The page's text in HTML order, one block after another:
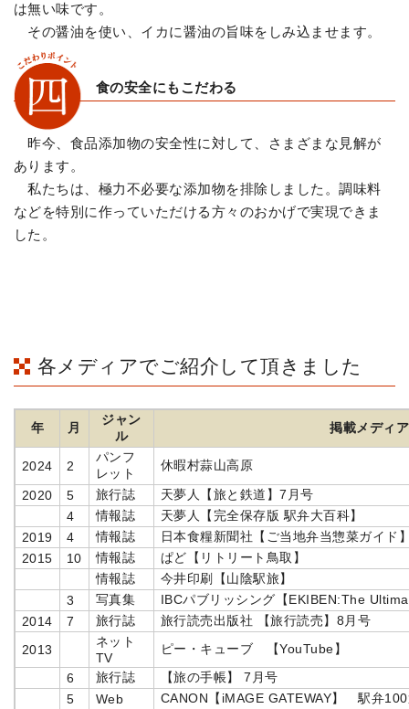
は無い味です。
その醤油を使い、イカに醤油の旨味をしみ込ませます。
食の安全にもこだわる
昨今、食品添加物の安全性に対して、さまざまな見解が
あります。
私たちは、極力不必要な添加物を排除しました。調味料
などを特別に作っていただける方々のおかげで実現できま
した。
各メディアでご紹介して頂きました
年 月
ジャン
ル
掲載メディア
2024 2
パンフ
レット
休暇村蒜山高原
2020 5 旅行誌
天夢人【旅と鉄道】7月号
4
情報誌
天夢人【完全保存版 駅弁大百科】
2019
4 情報誌
日本食糧新聞社【ご当地弁当惣菜ガイド
2015
10 情報誌
ぱど【リトリート鳥取】
情報誌
今井印刷【山陰駅旅】
3
写真集
IBCパブリッシング【EKIBEN:The
2014
7 旅行誌
旅行読売出版社 【旅行読売】8月号
2013
ネット
TV
ピー・キューブ 【YouTube】
6
旅行誌
【旅の手帳】 7月号
5
Web
CANON【iMAGE GATEWAY】 駅弁